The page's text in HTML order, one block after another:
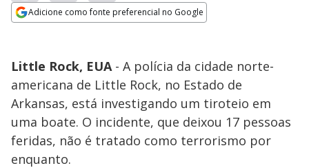
Adicione como fonte preferencial no Google
Little Rock, EUA- A polícia da cidade norte-
americana de Little Rock, no Estado de
Arkansas, está investigando um tiroteio em
uma boate. O incidente, que deixou 17 pessoas
feridas, não é tratado como terrorismo por
enquanto.